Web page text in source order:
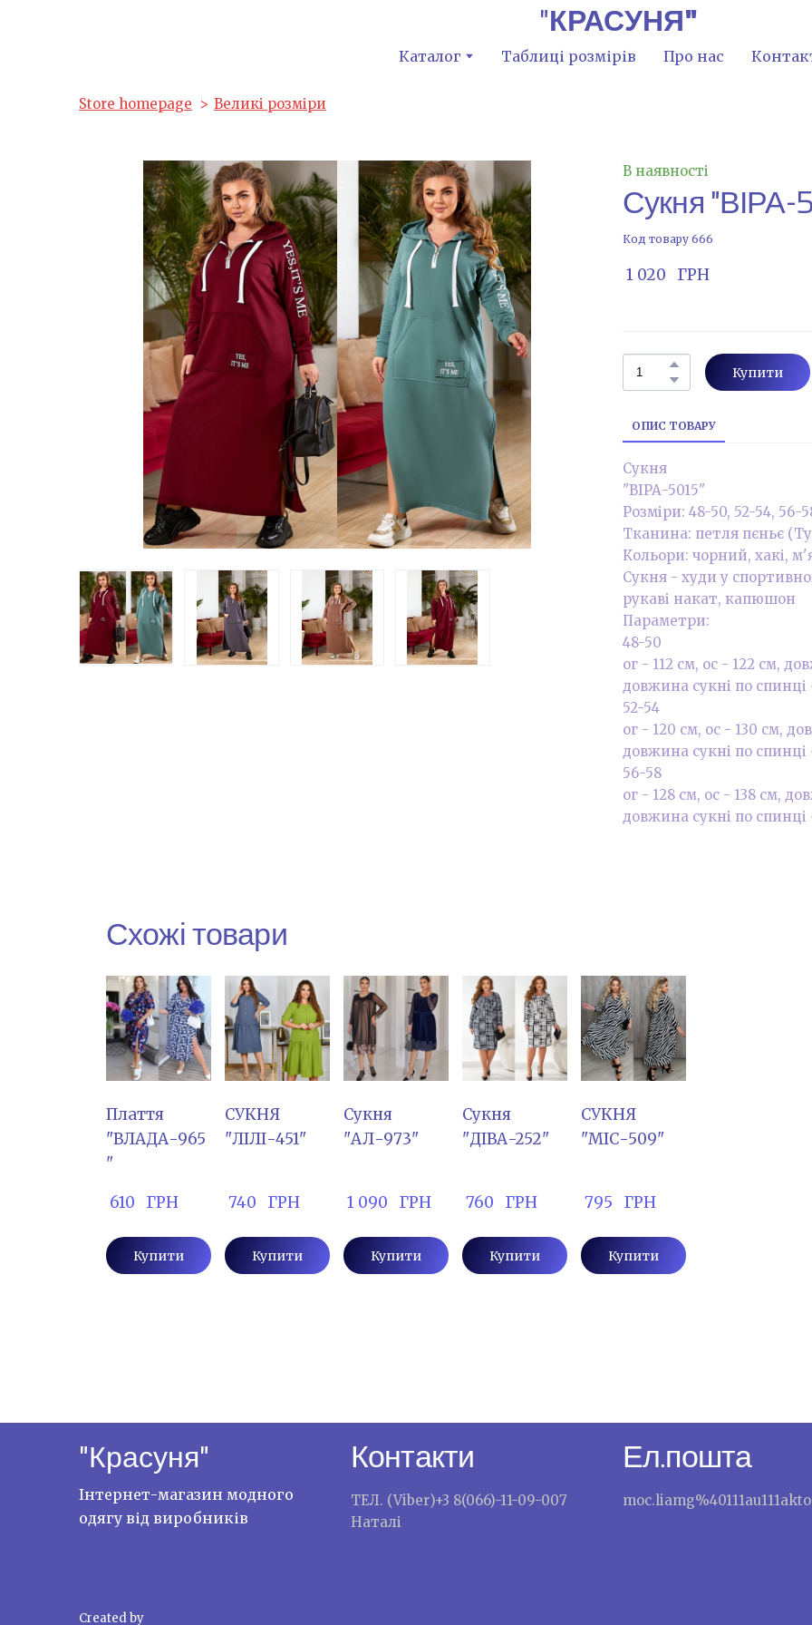
"КРАСУНЯ"
Каталог Таблиці розмірів Про нас
Store homepage Великі розміри
В наявності
Сукня "ВІРА-
Код товару 666
1 020   ГРН
Купити
ОПИС ТОВАРУ
Сукня
"ВІРА-5015"
Розміри: 48-50, 52-54, 56-
Тканина: петля пєньє
Кольори: чорний, хакі,
Сукня - худи у
рукаві накат, капюшон
Параметри:
48-50
ог - 112 см, ос - 122 см,
довжина сукні по спинці
52-54
ог - 120 см, ос - 130 см,
довжина сукні по спинці
56-58
ог - 128 см, ос - 138 см,
довжина сукні по спинці
Схожі товари
Плаття
"ВЛАДА-965
"
610   ГРН
Купити
СУКНЯ
"ЛІЛІ-451"
740   ГРН
Купити
Сукня
"АЛ-973"
1 090   ГРН
Купити
Сукня
"ДІВА-252"
760   ГРН
Купити
СУКНЯ
"МІС-509"
795   ГРН
Купити
"Красуня"
Інтернет-магазин модного
одягу від виробників
Контакти
ТЕЛ. (Viber)+3 8(066)-11-09-007
Наталі
Ел.пошта
Created by